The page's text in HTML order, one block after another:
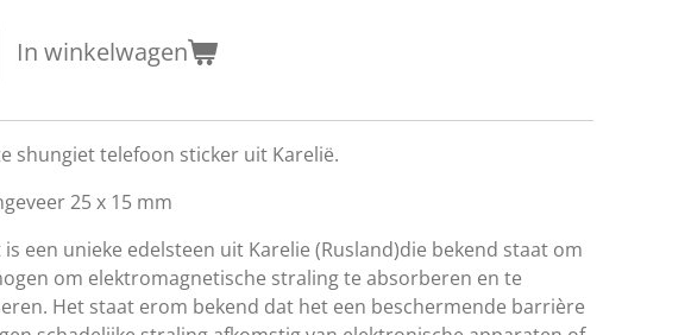
In winkelwagen
shungiet telefoon sticker uit Karelië.
25 x 15 mm
is een unieke edelsteen uit Karelie (Rusland)die bekend staat om
om elektromagnetische straling te absorberen en te
Het staat erom bekend dat het een beschermende barrière